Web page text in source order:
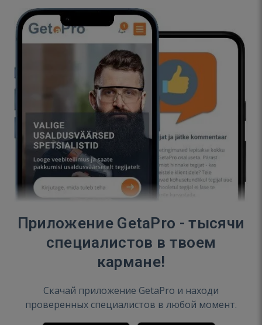
Приложение GetaPro - тысячи
специалистов в твоем
кармане!
Скачай приложение GetaPro и находи
проверенных специалистов в любой момент.